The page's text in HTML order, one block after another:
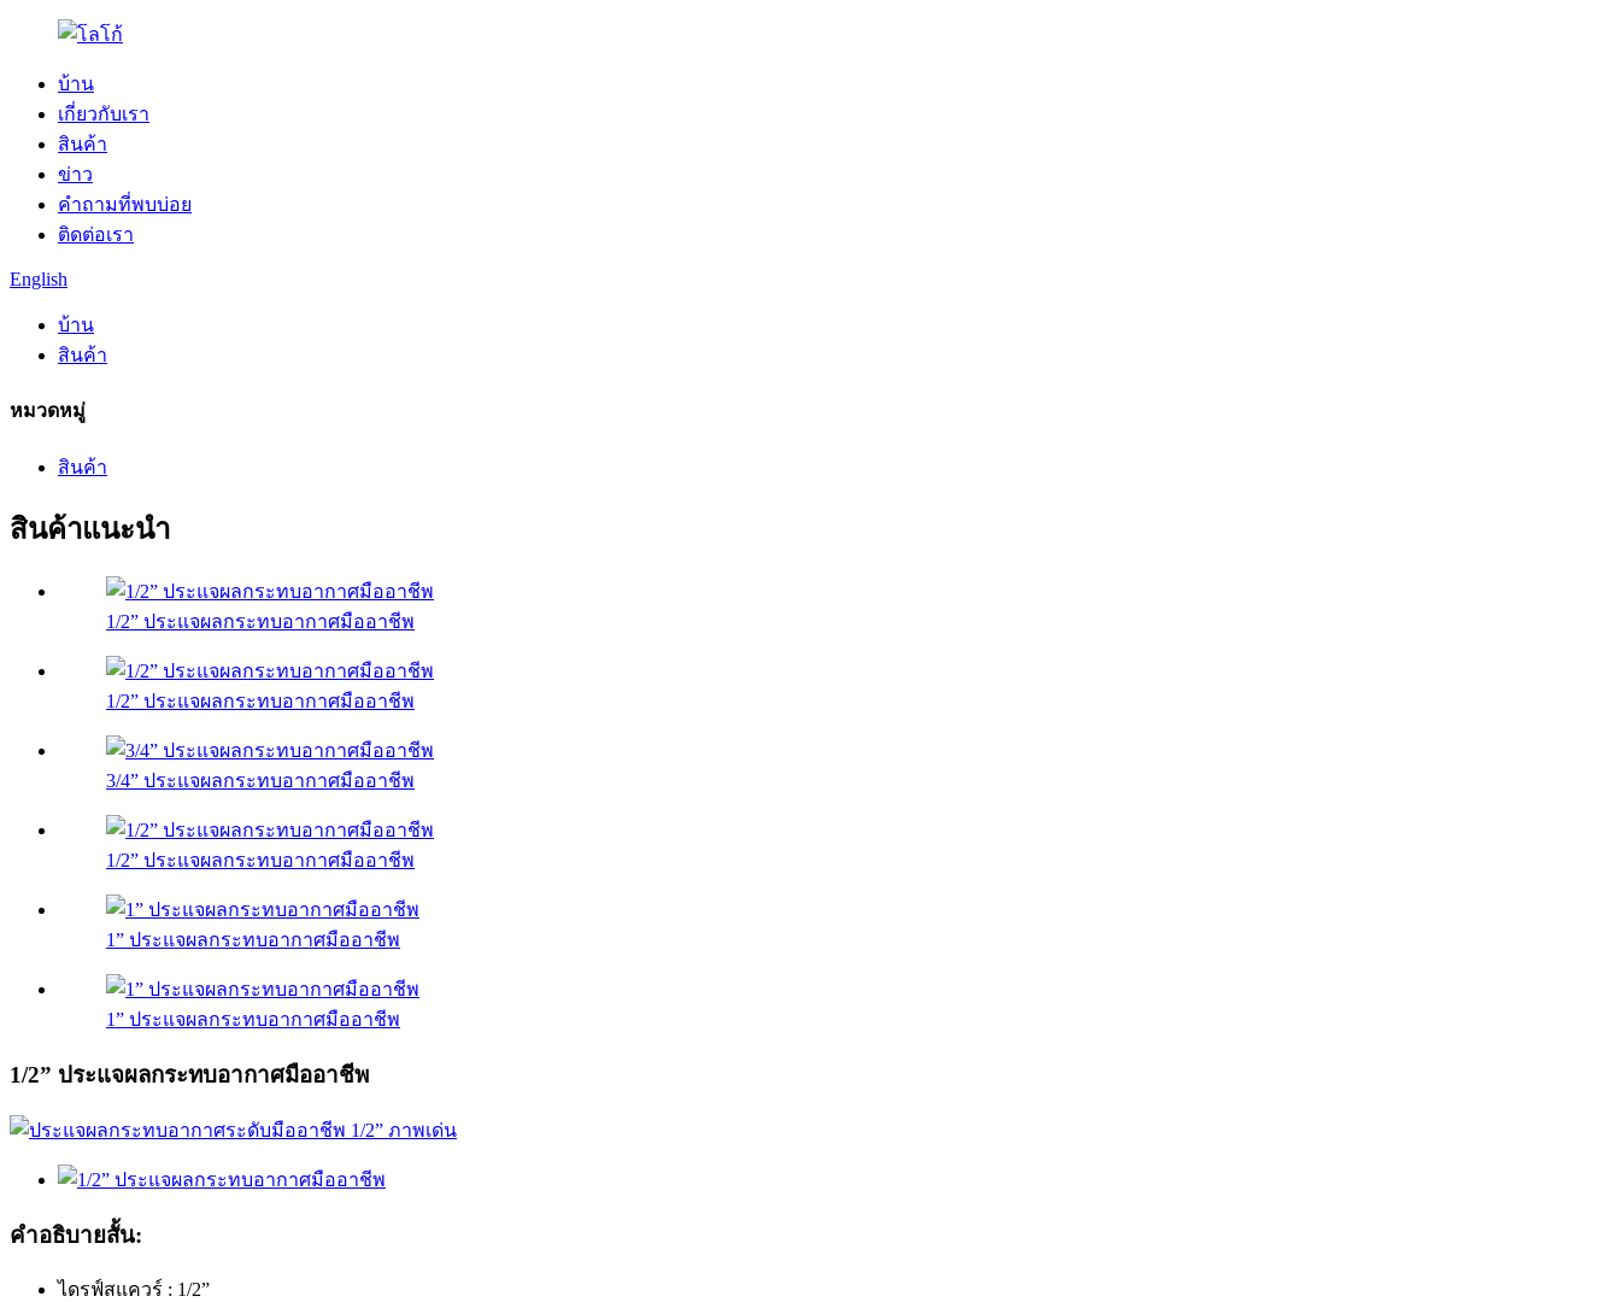
บ้าน
เกี่ยวกับเรา
สินค้า
ข่าว
คำถามที่พบบ่อย
ติดต่อเรา
English
บ้าน
สินค้า
หมวดหมู่
สินค้า
สินค้าแนะนำ
1/2” ประแจผลกระทบอากาศมืออาชีพ
1/2” ประแจผลกระทบอากาศมืออาชีพ
3/4” ประแจผลกระทบอากาศมืออาชีพ
1/2” ประแจผลกระทบอากาศมืออาชีพ
1” ประแจผลกระทบอากาศมืออาชีพ
1” ประแจผลกระทบอากาศมืออาชีพ
1/2” ประแจผลกระทบอากาศมืออาชีพ
คำอธิบายสั้น:
ไดรฟ์สแควร์ : 1/2”